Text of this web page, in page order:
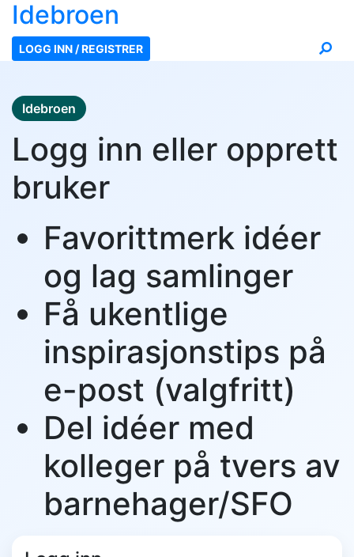
Idebroen
LOGG INN / REGISTRER
Idebroen
Logg inn eller opprett
bruker
Favorittmerk idéer
og lag samlinger
Få ukentlige
inspirasjonstips på
e-post (valgfritt)
Del idéer med
kolleger på tvers av
barnehager/SFO